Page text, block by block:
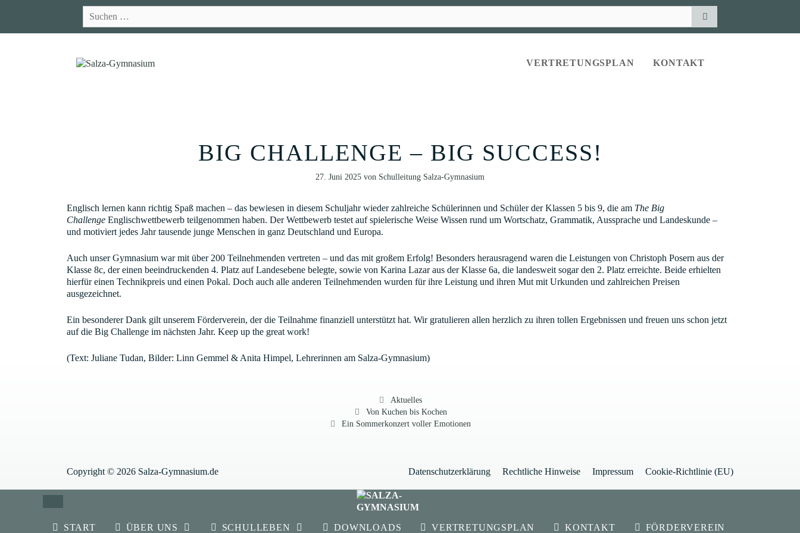
nach:
VERTRETUNGSPLAN KONTAKT
BIG CHALLENGE – BIG SUCCESS!
27. Juni 2025 von Schulleitung Salza-Gymnasium
Englisch lernen kann richtig Spaß machen – das bewiesen in diesem Schuljahr wieder zahlreiche Schülerinnen und Schüler der Klassen 5 bis 9, die am The Big
Challenge Englischwettbewerb teilgenommen haben. Der Wettbewerb testet auf spielerische Weise Wissen rund um Wortschatz, Grammatik, Aussprache und Landeskunde –
und motiviert jedes Jahr tausende junge Menschen in ganz Deutschland und Europa.
Auch unser Gymnasium war mit über 200 Teilnehmenden vertreten – und das mit großem Erfolg! Besonders herausragend waren die Leistungen von Christoph Posern aus der
Klasse 8c, der einen beeindruckenden 4. Platz auf Landesebene belegte, sowie von Karina Lazar aus der Klasse 6a, die landesweit sogar den 2. Platz erreichte. Beide erhielten
hierfür einen Technikpreis und einen Pokal. Doch auch alle anderen Teilnehmenden wurden für ihre Leistung und ihren Mut mit Urkunden und zahlreichen Preisen
ausgezeichnet.
Ein besonderer Dank gilt unserem Förderverein, der die Teilnahme finanziell unterstützt hat. Wir gratulieren allen herzlich zu ihren tollen Ergebnissen und freuen uns schon jetzt
auf die Big Challenge im nächsten Jahr. Keep up the great work!
(Text: Juliane Tudan, Bilder: Linn Gemmel & Anita Himpel, Lehrerinnen am Salza-Gymnasium)
Kategorien
Aktuelles
Von Kuchen bis Kochen
Ein Sommerkonzert voller Emotionen
Datenschutzerklärung Rechtliche Hinweise Impressum Cookie-Richtlinie (EU)
Copyright © 2026 Salza-Gymnasium.de
SCHLIESSEN
START
ÜBER UNS SCHULLEBEN DOWNLOADS VERTRETUNGSPLAN KONTAKT FÖRDERVEREIN